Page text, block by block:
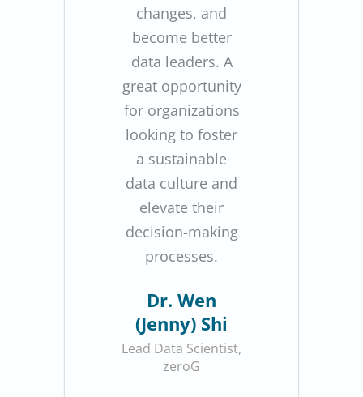
changes, and
become better
data leaders. A
great opportunity
for organizations
looking to foster
a sustainable
data culture and
elevate their
decision-making
processes.
Dr. Wen
(Jenny) Shi
Lead Data Scientist,
zeroG